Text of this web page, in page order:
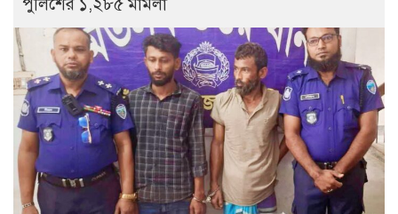
পুলিশের ১,২৮৫ মামলা